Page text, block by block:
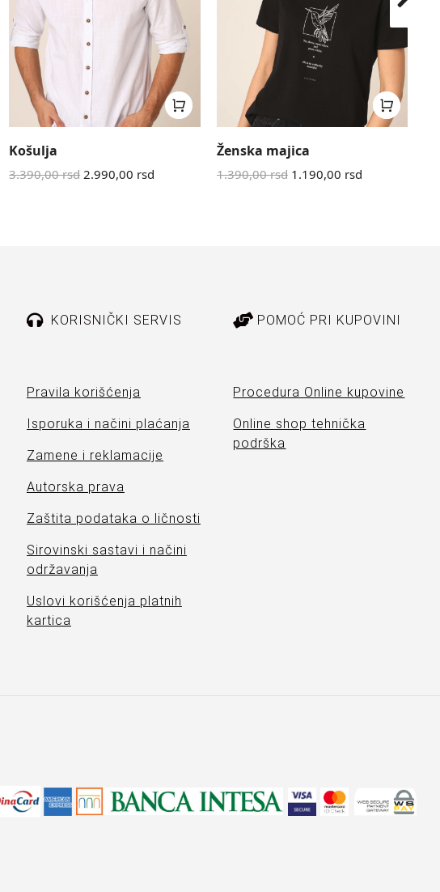
Košulja
3.390,00rsd 2.990,00 rsd
Ženska majica
1.390,00rsd 1.190,00 rsd
KORISNIČKI SERVIS
Pravila korišćenja
Isporuka i načini plaćanja
Zamene i reklamacije
Autorska prava
Zaštita podataka o ličnosti
Sirovinski sastavi i načini
održavanja
Uslovi korišćenja platnih
kartica
POMOĆ PRI KUPOVINI
Procedura Online kupovine
Online shop tehnička
podrška